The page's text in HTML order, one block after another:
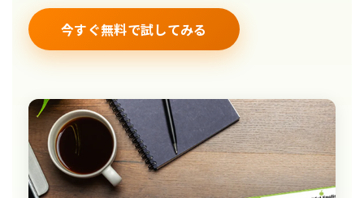
今すぐ無料で試してみる